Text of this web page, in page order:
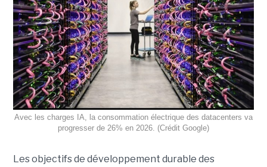
Avec les charges IA, la consommation électrique des datacenters va
progresser de 26% en 2026. (Crédit Google)
Les objectifs de développement durable des